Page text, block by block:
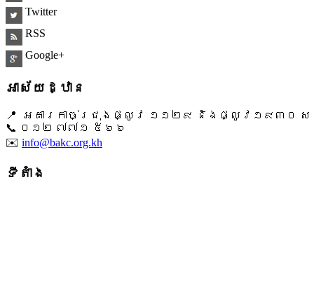
Twitter
RSS
Google+
អាស័យដ្ឋាន
📍 អគារកាច់ជ្រុងផ្លូវ ១១២៩ និងផ្លូវ១៩៣០ ស
📞 ​០១២ ៧៧១ ៥៦៦
✉️ info@bakc.org.kh
ទីតាំង